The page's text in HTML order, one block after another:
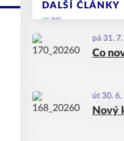
DALŠÍ ČLÁNKY
pá 31.
Co
út 30. 6.
Nový